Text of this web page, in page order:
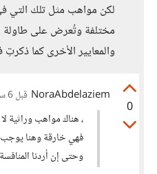
لكن مواهب مثل تلك التي
مختلفة وتُعرض على طاولة
والمعايير الأخرى كما
0
NoraAbdelaziem قبل 6 سنوات
، هناك مواهب وراثية
فهي خارقة وهنا يوجب
وحتى إن أردنا